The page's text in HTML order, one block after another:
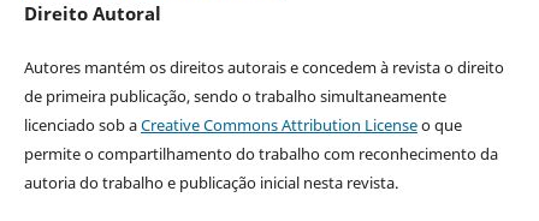
Direito Autoral
Autores mantém os direitos autorais e concedem à revista o direito
de primeira publicação, sendo o trabalho simultaneamente
licenciado sob aCreative Commons Attribution Licenseo que
permite o compartilhamento do trabalho com reconhecimento da
autoria do trabalho e publicação inicial nesta revista.